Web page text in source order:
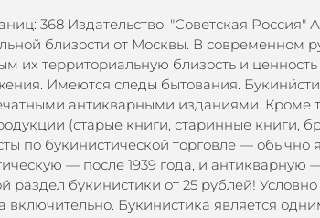
368 Издательство: "Советская Россия"
близости от Москвы. В современном
территориальную близость и ценность
Имеются следы бытования.
антикварными изданиями. Кроме
(старые книги, старинные книги,
по букинистической торговле — обычно
— после 1939 года, и антикварную
букинистики от 25 рублей!
включительно. Букинистика является